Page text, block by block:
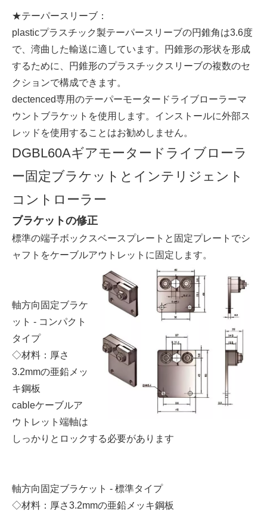
★テーパースリーブ：
plasticプラスチック製テーパースリーブの円錐角は3.6度
で、湾曲した輸送に適しています。円錐形の形状を形成
するために、円錐形のプラスチックスリーブの複数のセ
クションで構成できます。
dectenced専用のテーパーモータードライブローラーマ
ウントブラケットを使用します。インストールに外部ス
レッドを使用することはお勧めしません。
DGBL60Aギアモータードライブローラ
ー固定ブラケットとインテリジェント
コントローラー
ブラケットの修正
標準の端子ボックスベースプレートと固定プレートでシ
ャフトをケーブルアウトレットに固定します。
軸方向固定ブラケ
ット - コンパクト
タイプ
◇材料：厚さ
3.2mmの亜鉛メッ
キ鋼板
cableケーブルア
ウトレット端軸は
しっかりとロックする必要があります
軸方向固定ブラケット - 標準タイプ
◇材料：厚さ3.2mmの亜鉛メッキ鋼板